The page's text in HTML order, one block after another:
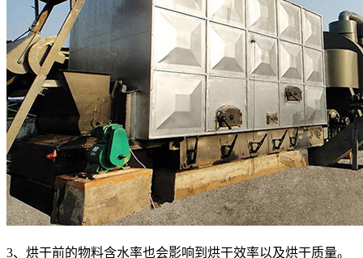
3、烘干前的物料含水率也会影响到烘干效率以及烘干质量。